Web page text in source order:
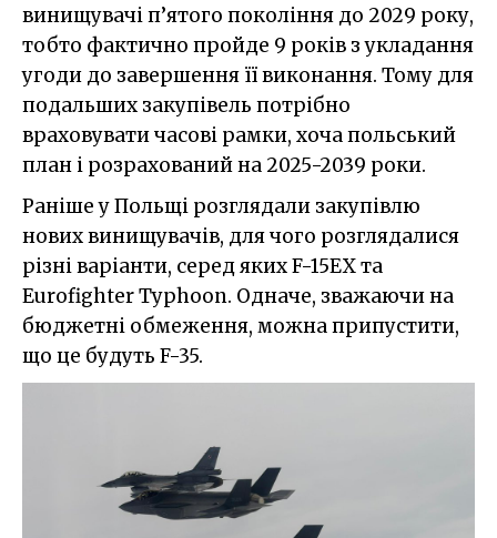
винищувачі п’ятого покоління до 2029 року,
тобто фактично пройде 9 років з укладання
угоди до завершення її виконання. Тому для
подальших закупівель потрібно
враховувати часові рамки, хоча польський
план і розрахований на 2025-2039 роки.
Раніше у Польщі розглядали закупівлю
нових винищувачів, для чого розглядалися
різні варіанти, серед яких F-15EX та
Eurofighter Typhoon. Одначе, зважаючи на
бюджетні обмеження, можна припустити,
що це будуть F-35.